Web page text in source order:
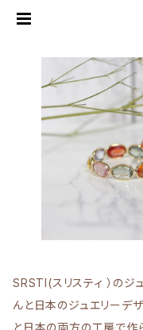
SRSTI(スリスティ ）のジ
んと日本のジュエリーデ
と日本の両方の工房で作